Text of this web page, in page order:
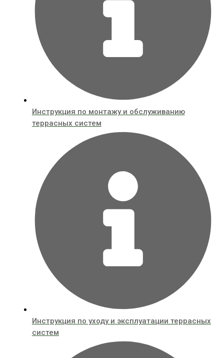
Инструкция по монтажу и обслуживанию
террасных систем
Инструкция по уходу и эксплуатации террасных
систем